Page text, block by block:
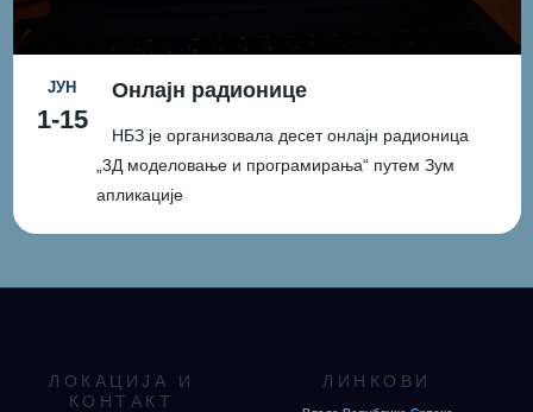
ЈУН
1-15
Онлајн радионице
НБЗ је организовала десет онлајн радионица
„3Д моделовање и програмирања“ путем Зум
апликације
ЛОКАЦИЈА И
КОНТАКТ
ЛИНКОВИ